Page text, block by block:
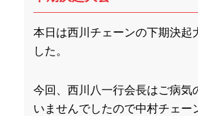
本日は西川チェーンの下期決起
した。
今回、西川八一行会長はご病気
いませんでしたので中村チェー